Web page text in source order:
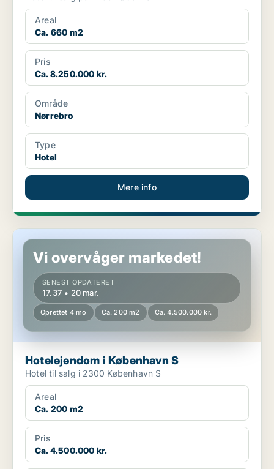
Areal
Ca. 660 m2
Pris
Ca. 8.250.000 kr.
Område
Nørrebro
Type
Hotel
Mere info
Hotelejendom i København S
Vi overvåger markedet!
SENEST OPDATERET
17.37 • 20 mar.
Oprettet 4 mo Ca. 200 m2 Ca. 4.500.000 kr.
Hotelejendom i København S
Hotel til salg i 2300 København S
Areal
Ca. 200 m2
Pris
Ca. 4.500.000 kr.